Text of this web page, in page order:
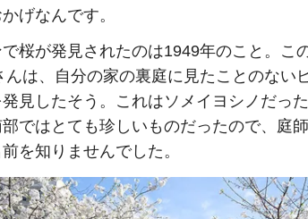
げなんです。
桜が発見されたのは1949年のこと。こ
んは、自分の家の裏庭に見たことのない
見したそう。これはソメイヨシノだっ
ではとても珍しいものだったので、庭
を知りませんでした。